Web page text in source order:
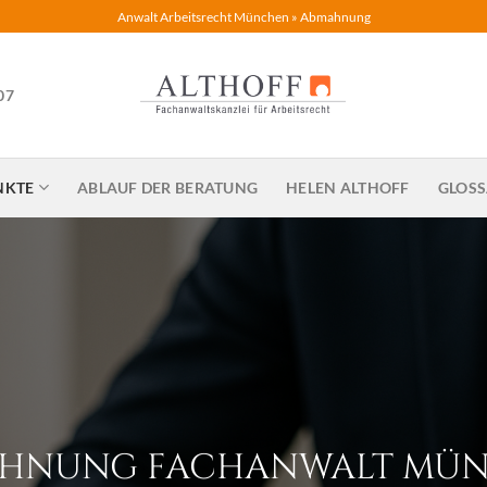
Anwalt Arbeitsrecht München » Abmahnung
ABLAUF DER BERATUNG HELEN ALTHOFF
FACHANWALT